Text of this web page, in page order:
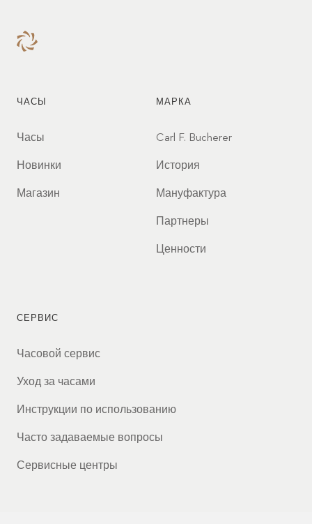
ЧАСЫ
Часы
Новинки
Магазин
МАРКА
Carl F. Bucherer
История
Мануфактура
Партнеры
Ценности
СЕРВИС
Часовой сервис
Уход за часами
Инструкции по использованию
Часто задаваемые вопросы
Сервисные центры